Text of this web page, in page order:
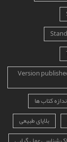
Version
کتاب ها
بلایای طبیعی